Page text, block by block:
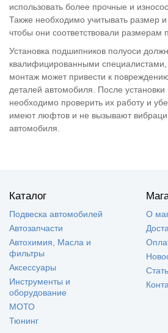
использовать более прочные и
Также необходимо учитывать размер
чтобы они соответствовали размерам
Установка подшипников полуоси
квалифицированными специалистами,
монтаж может привести к
деталей автомобиля. После
необходимо проверить их работу и
имеют люфтов и не вызывают
автомобиля.
Каталог
Подвеска автомобилей
Автозапчасти
Автохимия, Масла и
фильтры
Аксессуары
Инструменты и
оборудование
МОТО
Тюнинг
О